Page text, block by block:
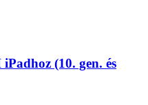
(10. gen. és